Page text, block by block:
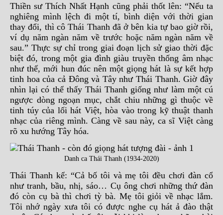
Thiền sư Thích Nhất Hạnh cũng phải thốt lên: “Nếu ta
nghiêng mình lệch đi một tí, bình diện với thời gian
thay đổi, thì cô Thái Thanh đã ở bên kia tự bao giờ rồi,
ví dụ năm ngàn năm về trước hoặc năm ngàn năm về
sau.” Thực sự chỉ trong giai đoạn lịch sử giao thời đặc
biệt đó, trong một gia đình giàu truyền thống âm nhạc
như thế, mới hun đúc nên một giọng hát là sự kết hợp
tinh hoa của cả Đông và Tây như Thái Thanh. Giờ đây
nhìn lại có thể thấy Thái Thanh giống như làm một cú
ngược dòng ngoạn mục, chắt chiu những gì thuộc về
tinh túy của lối hát Việt, hòa vào trong kỹ thuật thanh
nhạc của riêng mình. Càng về sau này, ca sĩ Việt càng
rõ xu hướng Tây hóa.
Danh ca Thái Thanh (1934-2020)
Thái Thanh kể: “Cả bố tôi và mẹ tôi đều chơi đàn cổ
như tranh, bầu, nhị, sáo… Cụ ông chơi những thứ đàn
đó còn cụ bà thì chơi tỳ bà. Mẹ tôi giỏi về nhạc lắm.
Tôi nhớ ngày xưa tôi có được nghe cụ hát ả đào thật